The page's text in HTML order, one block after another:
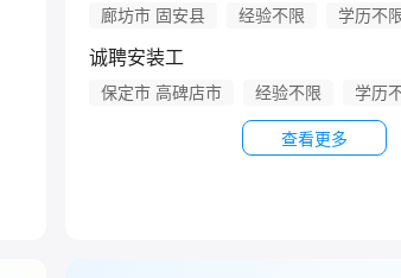
廊坊市 固安县 经验不限 学历不
诚聘安装工
保定市 高碑店市 经验不限 学历
查看更多